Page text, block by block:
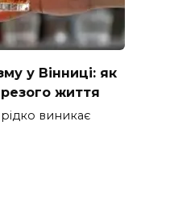
у Вінниці: як
життя
виникає